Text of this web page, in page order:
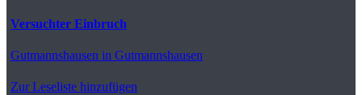
Versuchter Einbruch
Gutmannshausen in Gutmannshausen
Zur Leseliste hinzufügen